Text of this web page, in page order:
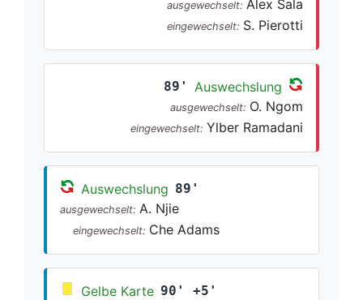
ausgewechselt: Álex Sala
eingewechselt: S. Pierotti
89' Auswechslung
ausgewechselt: O. Ngom
eingewechselt: Ylber Ramadani
Auswechslung 89'
ausgewechselt: A. Njie
eingewechselt: Che Adams
Gelbe Karte 90' +5'